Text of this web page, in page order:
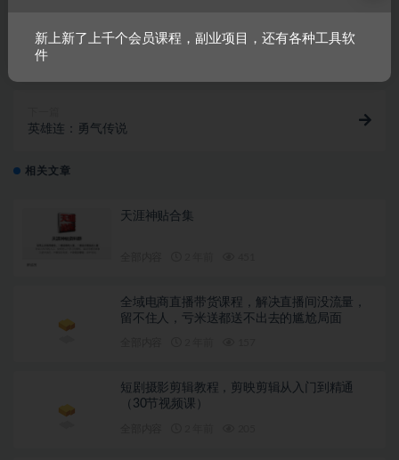
上一篇
英雄连：勇气传说
相关文章
天涯神贴合集
全域电商直播带货课程，解决直播间没流量，
留不住人，亏米送都送不出去的尴尬局面
短剧摄影剪辑教程，剪映剪辑从入门到精通
（30节视频课）
新上新了上千个会员课程，副业项目，还有各种工具软
件